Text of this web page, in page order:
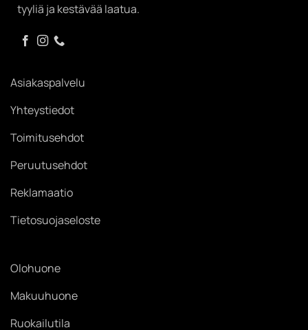
tyyliä ja kestävää laatua.
Asiakaspalvelu
Yhteystiedot
Toimitusehdot
Peruutusehdot
Reklamaatio
Tietosuojaseloste
Olohuone
Makuuhuone
Ruokailutila